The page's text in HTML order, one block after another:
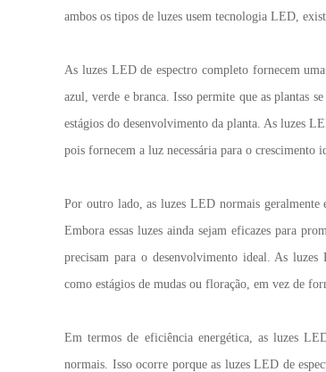
ambos os tipos de luzes usem tecnologia LED,
As luzes LED de espectro completo fornecem
azul, verde e branca. Isso permite que as plantas
estágios do desenvolvimento da planta. As luzes
pois fornecem a luz necessária para o crescimento
Por outro lado, as luzes LED normais geralmente
Embora essas luzes ainda sejam eficazes para
precisam para o desenvolvimento ideal. As luzes
como estágios de mudas ou floração, em vez de
Em termos de eficiência energética, as luzes
normais. Isso ocorre porque as luzes LED de